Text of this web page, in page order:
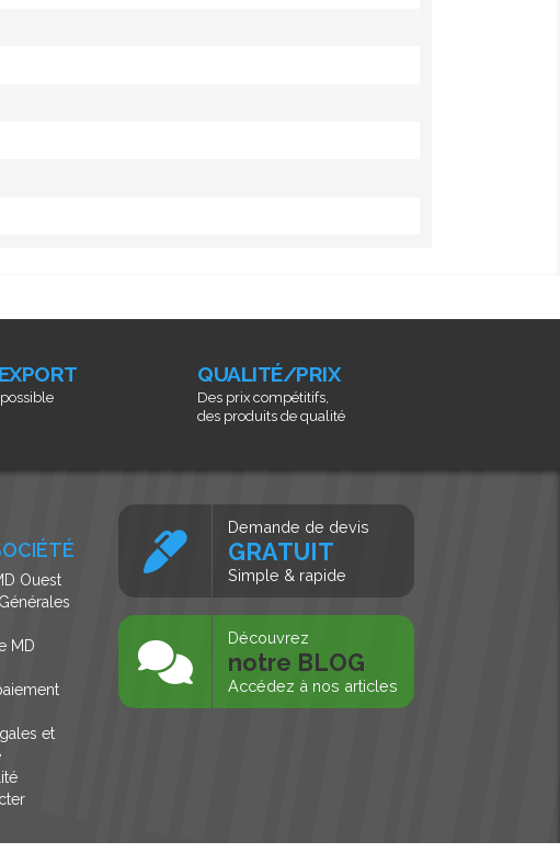
QUALITÉ/PRIX
Des prix compétitifs,
des produits de qualité
Ouest
MD
et
Demande de devis
GRATUIT
Simple & rapide
Découvrez
notre BLOG
Accédez à nos articles